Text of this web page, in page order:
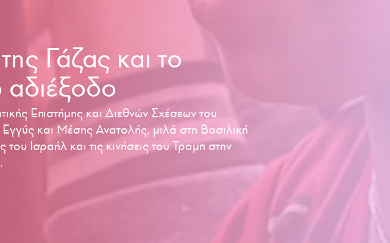
Γάζας και το
αδιέξοδο
Επιστήμης και Διεθνών Σχέσεων του
και Μέσης Ανατολής, μιλά στη Βασιλική
Ισραήλ και τις κινήσεις του Τραμπ στην